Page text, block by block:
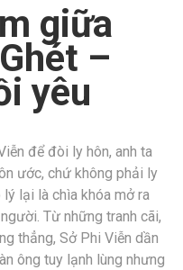
giữa
–
yêu
để đòi ly hôn, anh ta
ước, chứ không phải ly
lại là chìa khóa mở ra
Từ những tranh cãi,
thẳng, Sở Phi Viễn dần
ông tuy lạnh lùng nhưng